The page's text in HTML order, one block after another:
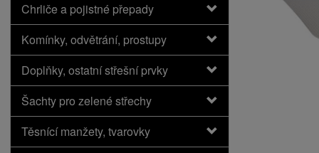
Chrliče a pojistné přepady
Komínky, odvětrání, prostupy
Doplňky, ostatní střešní prvky
Šachty pro zelené střechy
Těsnící manžety, tvarovky